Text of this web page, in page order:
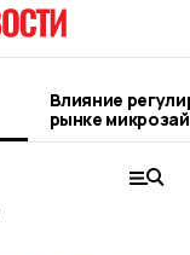
Влияние
рынке